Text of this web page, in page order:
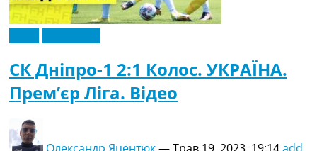
СК Дніпро-1 2:1 Колос. УКРАЇНА.
Прем’єр Ліга. Відео